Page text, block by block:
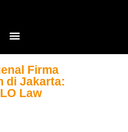
Firma
di Jakarta:
Law